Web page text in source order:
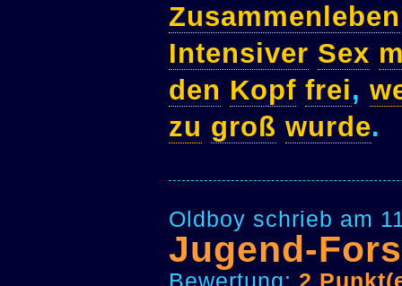
Zusammenleben
Intensiver Sex
den Kopf frei,
zu groß wurde.
Oldboy schrieb am
Jugend-
Bewertung: 2